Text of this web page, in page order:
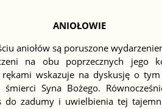
ANIOŁOWIE
aniołów są poruszone
na obu poprzecznych jego
rękami wskazuje na dyskusję o
Syna Bożego.
do zadumy i uwielbienia tej